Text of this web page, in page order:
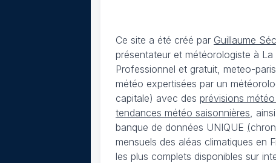
Ce site a été créé par Guillaume
présentateur et météorologiste à La
Professionnel et gratuit, meteo-
météo expertisées par un
capitale) avec des prévisions
tendances météo saisonnières ,
banque de données UNIQUE (
mensuels des aléas climatiques en
les plus complets disponibles sur